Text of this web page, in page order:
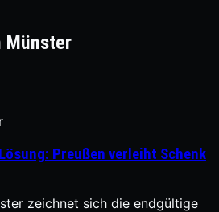
Münster
Preußen verleiht Schenk
zeichnet sich die endgültige